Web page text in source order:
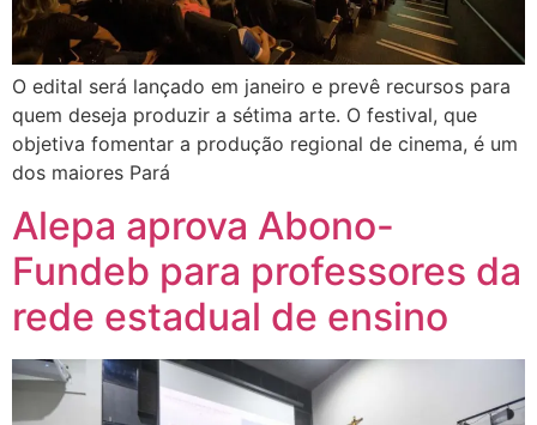
O edital será lançado em janeiro e prevê recursos para
quem deseja produzir a sétima arte. O festival, que
objetiva fomentar a produção regional de cinema, é um
dos maiores Pará
Alepa aprova Abono-
Fundeb para professores da
rede estadual de ensino